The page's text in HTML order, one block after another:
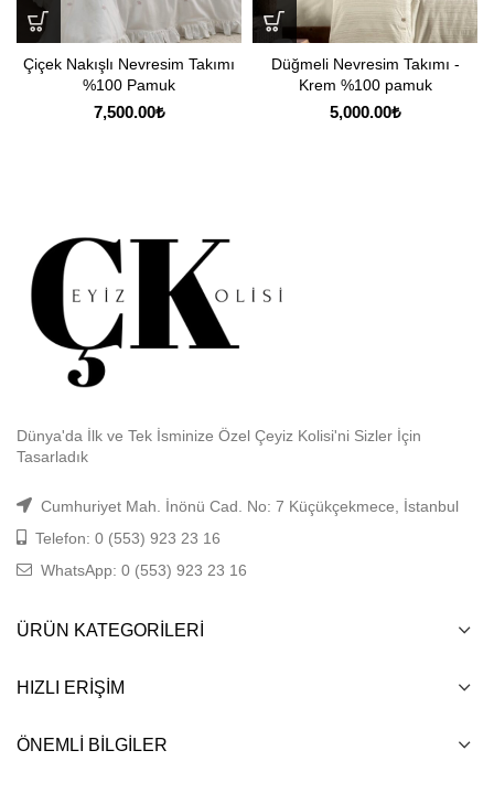
Çiçek Nakışlı Nevresim Takımı
%100 Pamuk
7,500.00₺
Düğmeli Nevresim Takımı -
Krem %100 pamuk
5,000.00₺
Dünya'da İlk ve Tek İsminize Özel Çeyiz Kolisi'ni Sizler İçin
Tasarladık
Cumhuriyet Mah. İnönü Cad. No: 7 Küçükçekmece, İstanbul
Telefon: 0 (553) 923 23 16
WhatsApp: 0 (553) 923 23 16
ÜRÜN KATEGORILERI
HIZLI ERIŞIM
ÖNEMLI BILGILER